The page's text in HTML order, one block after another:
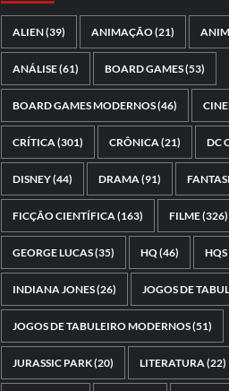
ALIEN(39) ANIMAÇÃO(21)
ANÁLISE(61) BOARD GAMES(53)
BOARD GAMES MODERNOS(46)
CRÍTICA (301) CRÔNICA (21) DC
DISNEY(44) DRAMA (91)
FICÇÃO CIENTÍFICA (163) FILME(326)
GEORGE LUCAS(35) HQ(46) HQS
INDIANA JONES(26) JOGOS DE
JOGOS DE TABULEIRO MODERNOS(51)
JURASSIC PARK(20) LITERATURA (22)